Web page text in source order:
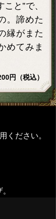
と”で、
。諦めた
縁がまた
めてみま
円（税込）
ください。